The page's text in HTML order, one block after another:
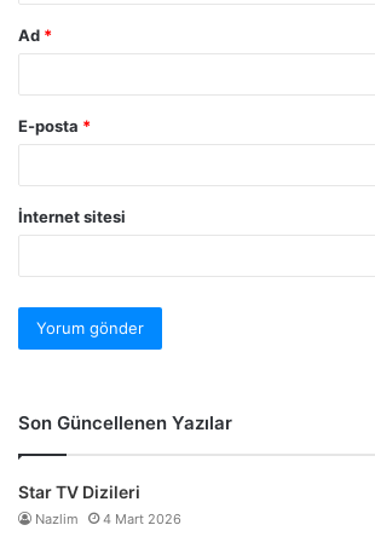
Ad *
E-posta *
İnternet sitesi
Son Güncellenen Yazılar
Star TV Dizileri
Nazlim 4 Mart 2026